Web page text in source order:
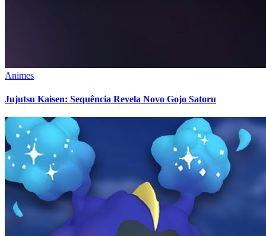
Animes
Jujutsu Kaisen: Sequência Revela Novo Gojo Satoru